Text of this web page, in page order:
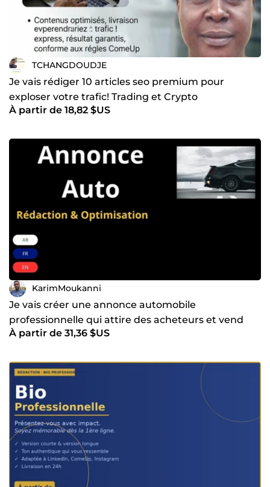
TCHANGDOUDJE
Je vais rédiger 10 articles seo premium pour
exploser votre trafic! Trading et Crypto
À partir de 18,82 $US
KarimMoukanni
Je vais créer une annonce automobile
professionnelle qui attire des acheteurs et vend
plus vite
À partir de 31,36 $US